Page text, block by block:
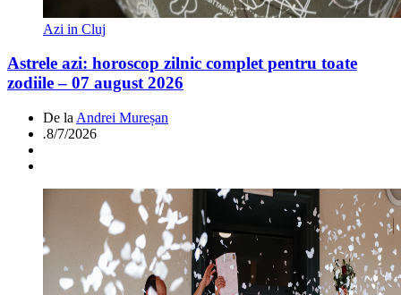
Azi in Cluj
Astrele azi: horoscop zilnic complet pentru toate
zodiile – 07 august 2026
De la Andrei Mureșan
.8/7/2026